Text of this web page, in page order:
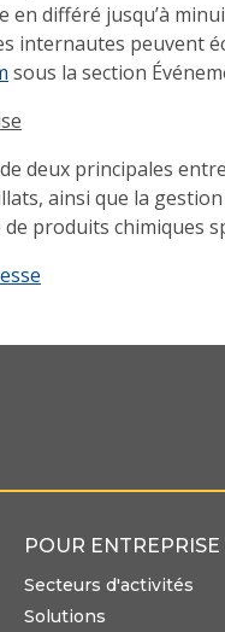
en différé jusqu’à
internautes peuvent
sous la section
deux principales
ainsi que la
produits chimiques
POUR ENTREPRISE
Secteurs d'activités
Solutions